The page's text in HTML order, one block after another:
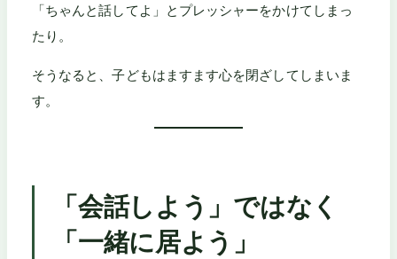
「ちゃんと話してよ」とプレッシャーをかけてしまっ
たり。
そうなると、子どもはますます心を閉ざしてしまいま
す。
「会話しよう」ではなく
「一緒に居よう」